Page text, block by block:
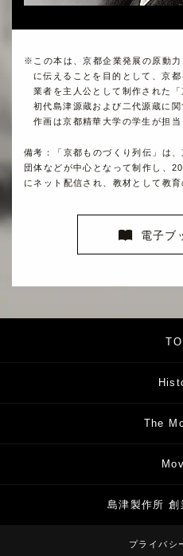
※この本は、京都企業発展の原動
に伝えることを目的として、京
業者を主人公として制作された
初代島津源蔵および二代源蔵に
作画は京都精華大学の学生が担当
備考：「京都ものづくり列伝」は
団体などが中心となって制作し、
にネット配信され、教材として教
電子ブ
The
島津製作所 創
プライバシ